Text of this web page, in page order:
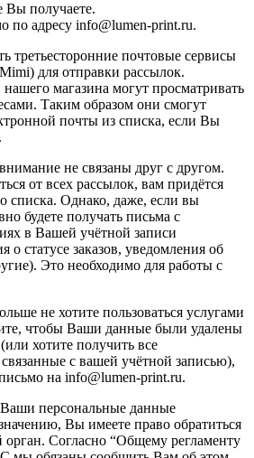
Вы получаете.
по адресу info@lumen-print.ru.
третьесторонние почтовые сервисы
для отправки рассылок.
магазина могут просматривать
Таким образом они смогут
почты из списка, если Вы
не связаны друг с другом.
от всех рассылок, вам придётся
списка. Однако, даже, если вы
будете получать письма с
в Вашей учётной записи
о статусе заказов, уведомления об
Это необходимо для работы с
не хотите пользоваться услугами
чтобы Ваши данные были удалены
хотите получить все
с вашей учётной записью),
на info@lumen-print.ru.
персональные данные
Вы имеете право обратиться
Согласно “Общему регламенту